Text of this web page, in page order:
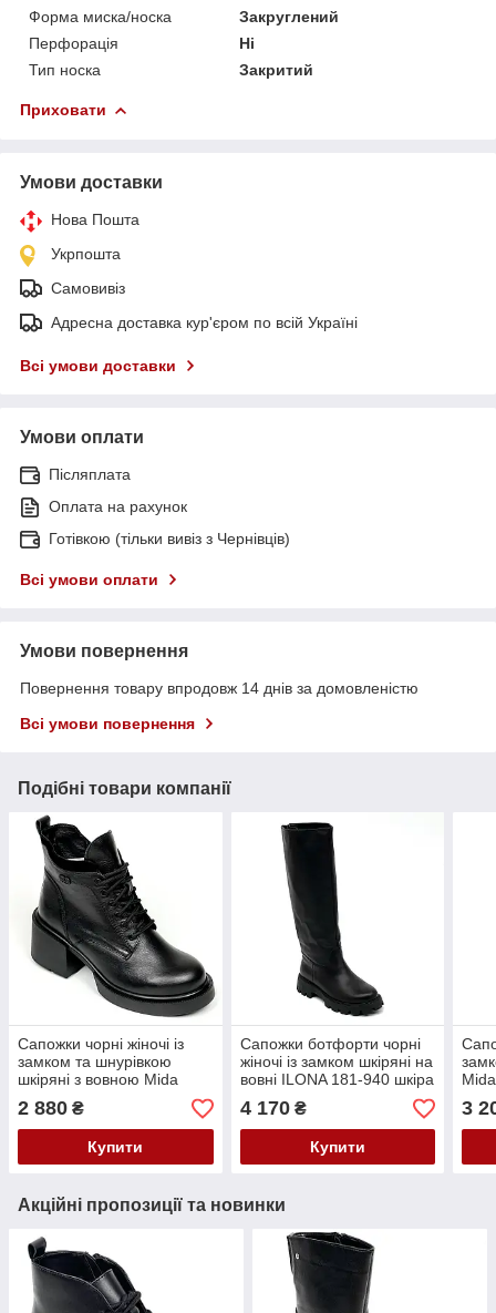
Форма миска/носка
Закруглений
Перфорація
Ні
Тип носка
Закритий
Приховати
Умови доставки
Нова Пошта
Укрпошта
Самовивіз
Адресна доставка кур'єром по всій Україні
Всі умови доставки
Умови оплати
Післяплата
Оплата на рахунок
Готівкою (тільки вивіз з Чернівців)
Всі умови оплати
Умови повернення
Повернення товару впродовж 14 днів за домовленістю
Всі умови повернення
Подібні товари компанії
Сапожки чорні жіночі із
замком та шнурівкою
шкіряні з вовною Mida
2 880 ₴
Купити
Сапожки ботфорти чорні
жіночі із замком шкіряні на
вовні ILONA 181-940 шкіра
4 170₴
Купити
3
Акційні пропозиції та новинки